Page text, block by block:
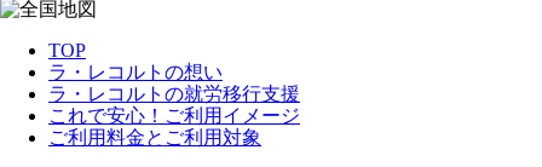
TOP
ラ・レコルトの想い
ラ・レコルトの就労移行支援
これで安心！ご利用イメージ
ご利用料金とご利用対象